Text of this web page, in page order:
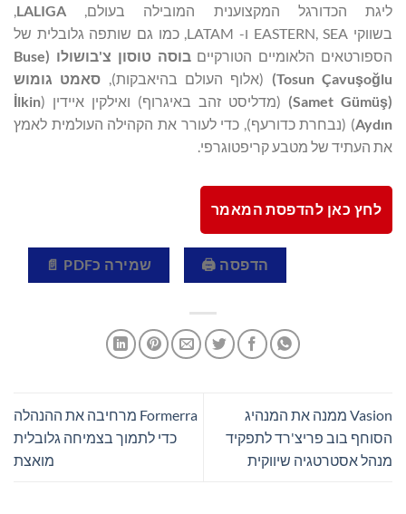
ליגת הכדורגל המקצוענית המובילה בעולם, LALIGA
בשווקי EASTERN, SEA ו- LATAM, כמו גם שותפה גלובלית של
הספורטאים הלאומיים הטורקיים בוסה טוסון צ'בושולו (Buse
Tosun Çavuşoğlu
) (אלוף העולם בהיאבקות), סאמט גומוש
(
Samet Gümüş
) (מדליסט זהב באיגרוף) ואילקין איידין ( İlkin
Aydın) (נבחרת כדורעף), כדי לעורר את הקהילה העולמית לאמץ
את העתיד של מטבע קריפטוגרפי.
לחץ כאן להדפסת המאמר
הדפסה 🖨 שמירה כPDF 📄
Vasion ממנה את המנהיג
הסוחף בוב פריצ'רד לתפקיד
מנהל אסטרטגיה שיווקית
Formerra מרחיבה את ההנהלה
כדי לתמוך בצמיחה גלובלית
מואצת